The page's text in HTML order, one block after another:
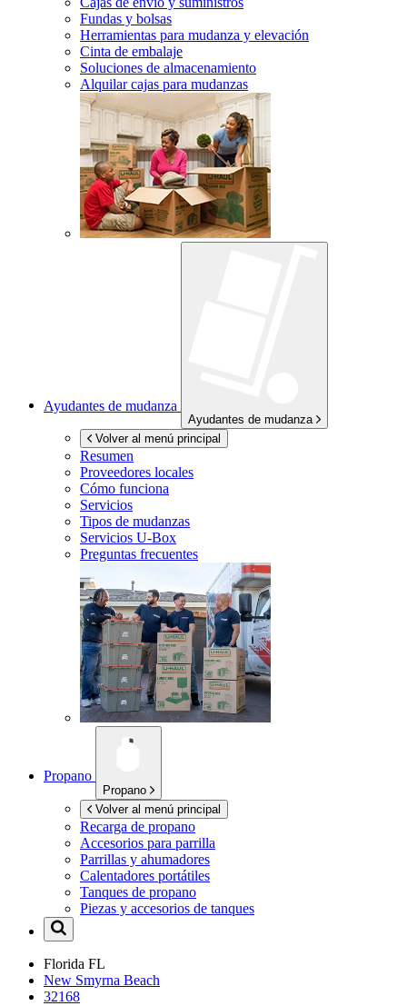
Fundas y bolsas
Herramientas para mudanza y elevación
Cinta de embalaje
Soluciones de almacenamiento
Alquilar cajas para mudanzas
Ayudantes de mudanza
Ayudantes de mudanza
Volver al menú principal
Resumen
Proveedores locales
Cómo funciona
Servicios
Tipos de mudanzas
Servicios U-Box
Preguntas frecuentes
Propano
Propano
Volver al menú principal
Recarga de propano
Accesorios para parrilla
Parrillas y ahumadores
Calentadores portátiles
Tanques de propano
Piezas y accesorios de tanques
Florida FL
New Smyrna Beach
32168